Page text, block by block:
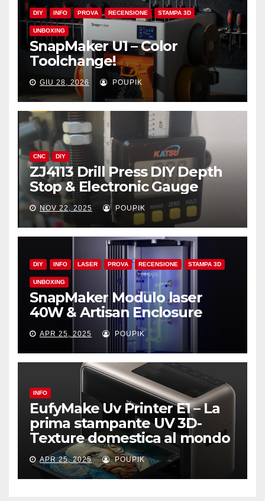
DIY INFO PROVA RECENSIONE STAMPA 3D
UNBOXING
SnapMaker U1 – Color
Toolchange!
GIU 28, 2026 POUPIK
CNC DIY
ZJ4113 Drill Press DIY Depth
Stop & Electronic Gauge
NOV 22, 2025 POUPIK
DIY INFO LASER PROVA RECENSIONE STAMPA 3D
UNBOXING
SnapMaker Modulo laser
40W & Artisan Enclosure
APR 25, 2025 POUPIK
INFO
EufyMake Uv Printer E1 – La
prima stampante UV 3D-
Texture domestica al mondo
APR 25, 2025 POUPIK